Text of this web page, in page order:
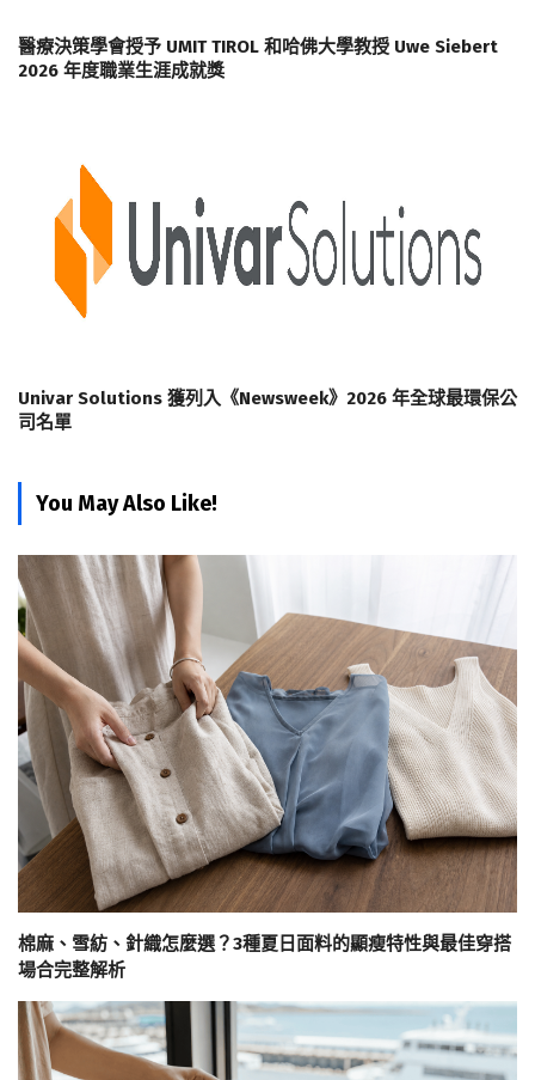
醫療決策學會授予 UMIT TIROL 和哈佛大學教授 Uwe Siebert
2026 年度職業生涯成就獎
Univar Solutions 獲列入《Newsweek》2026 年全球最環保公
司名單
You May Also Like!
棉麻、雪紡、針織怎麼選？3種夏日面料的顯瘦特性與最佳穿搭
場合完整解析